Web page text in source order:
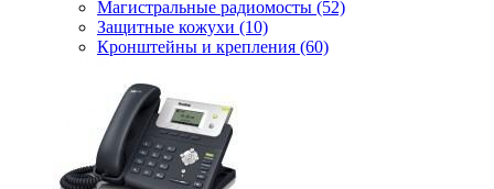
Магистральные радиомосты (52)
Защитные кожухи (10)
Кронштейны и крепления (60)